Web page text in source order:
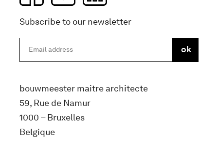
Subscribe to our newsletter
bouwmeester maitre architecte
59, Rue de Namur
1000 – Bruxelles
Belgique